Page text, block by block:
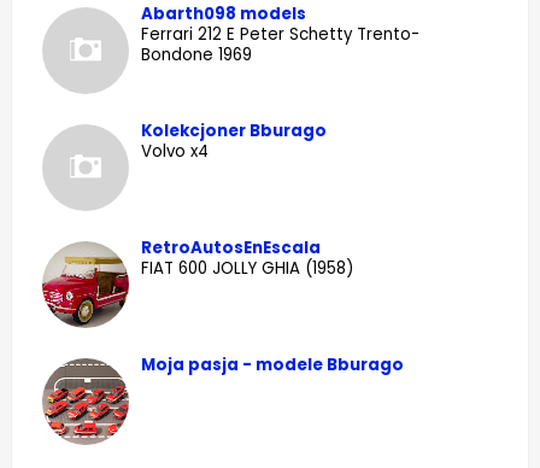
Abarth098 models
Ferrari 212 E Peter Schetty Trento-
Bondone 1969
Kolekcjoner Bburago
Volvo x4
RetroAutosEnEscala
FIAT 600 JOLLY GHIA (1958)
Moja pasja - modele Bburago